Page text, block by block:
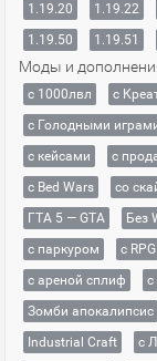
1.19.20
1.19.22
1.19.50
1.19.51
Моды и
с 1000лвл c
с Голодными
с кейсами
с
с Bed Wars
со
ГТА 5 — GTA
Без
с паркуром
с RPG
с ареной сплиф
с
Зомби апокалипсис
Industrial Craft
с